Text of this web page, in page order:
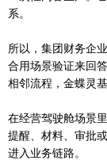
系。
所以，集团财务企
合用场景验证来回
相邻流程，金蝶灵
在经营驾驶舱场景
提醒、材料、审批
进入业务链路。